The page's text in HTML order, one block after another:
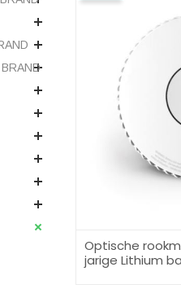
Optische
jarige Lithium